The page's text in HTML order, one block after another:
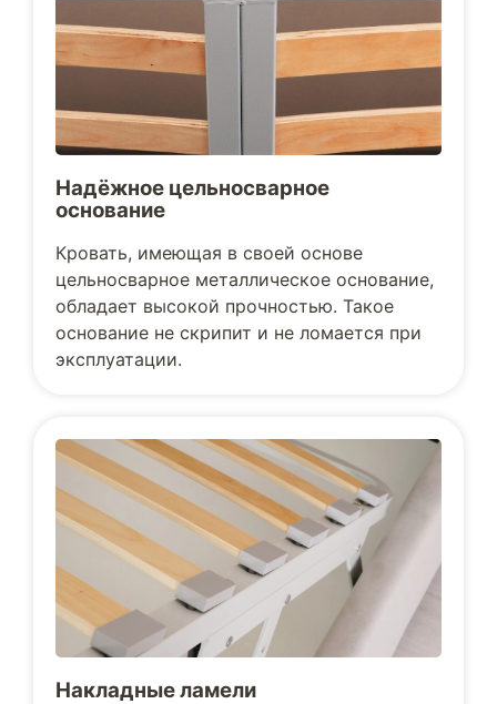
Надёжное цельносварное
основание
Кровать, имеющая в своей основе
цельносварное металлическое основание,
обладает высокой прочностью. Такое
основание не скрипит и не ломается при
эксплуатации.
Накладные ламели